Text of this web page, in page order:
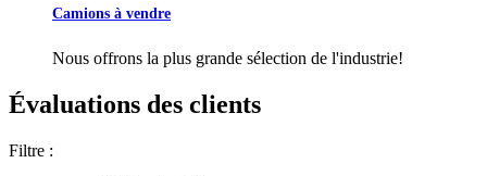
Camions à vendre
Nous offrons la plus grande sélection de l'industrie!
Évaluations des clients
Filtre :